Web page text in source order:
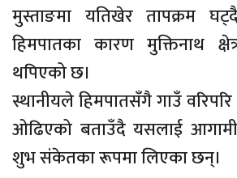
मुस्ताङमा यतिखेर तापक्रम
हिमपातका कारण मुक्तिनाथ
थपिएको छ।
स्थानीयले हिमपातसँगै गाउँ
ओढिएको बताउँदै यसलाई
शुभ संकेतका रूपमा लिएका छन्।